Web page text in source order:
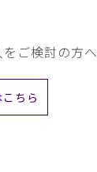
ご検討の方へ
ちら